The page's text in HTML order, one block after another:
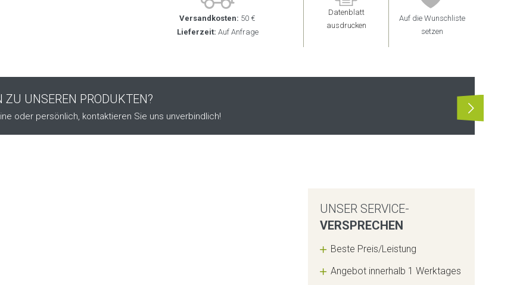
Versandkosten: 50 €
Lieferzeit: Auf Anfrage
Datenblatt
ausdrucken
Auf die Wunschliste
setzen
ZU UNSEREN PRODUKTEN?
oder persönlich, kontaktieren Sie uns unverbindlich!
UNSER SERVICE-
VERSPRECHEN
Beste Preis/Leistung
Angebot innerhalb 1 Werktages